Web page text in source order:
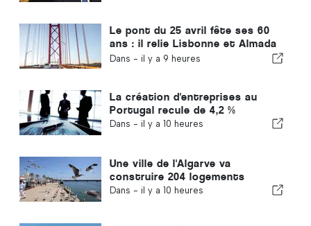
Le pont du 25 avril fête ses 60
ans : il relie Lisbonne et Almada
depuis tout ce temps
Dans - il y a 9 heures
La création d'entreprises au
Portugal recule de 4,2 %
Dans - il y a 10 heures
Une ville de l'Algarve va
construire 204 logements
Dans - il y a 10 heures